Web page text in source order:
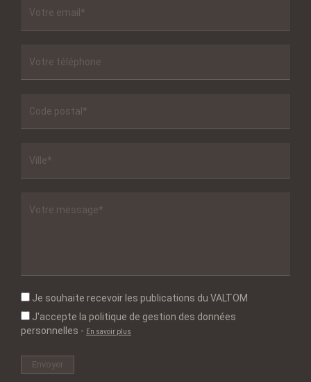
Je souhaite recevoir les publications du VALTOM
J'accepte la politique de gestion des données
personnelles - En savoir plus